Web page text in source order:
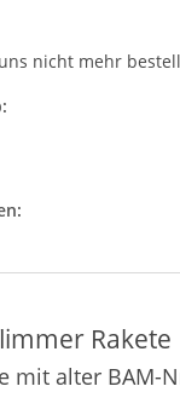
nicht mehr
Rakete
mit alter BAM-